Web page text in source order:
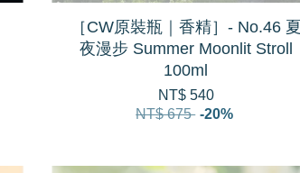
［CW原裝瓶｜香精］- No.46 夏
夜漫步 Summer Moonlit Stroll
100ml
NT$ 540
NT$ 675 -20%